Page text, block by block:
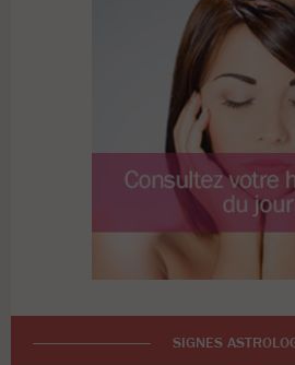
SIGNES